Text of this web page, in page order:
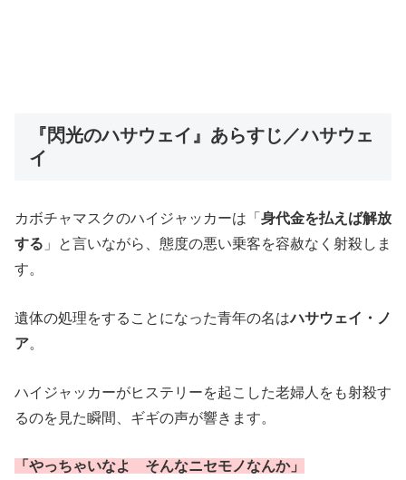
『閃光のハサウェイ』あらすじ／ハサウェ
イ
カボチャマスクのハイジャッカーは「 身代金を払えば解放
する 」と言いながら、態度の悪い乗客を容赦なく射殺しま
す。
遺体の処理をすることになった青年の名はハサウェイ・ノ
ア。
ハイジャッカーがヒステリーを起こした老婦人をも射殺す
るのを見た瞬間、ギギの声が響きます。
「やっちゃいなよ そんなニセモノなんか」